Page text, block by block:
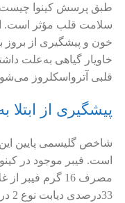
طبق پرسش کینوا چیست
سلامت قلب مؤثر است.
خون و پیشگیری از
خاویار گیاهی به‌علت
قلبی آترواسکلروز
پیشگیری از ابتلا
شاخص گلیسمی پایین این
است. فیبر موجود در
مصرف 16 گرم
33درصدی دیابت نوع 2 در افراد می‌شود.